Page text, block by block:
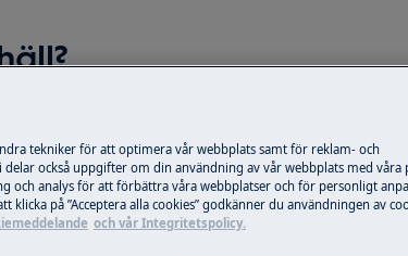
min häll?
Reservdelar &
Beställ
tekniker för att optimera vår webbplats samt för reklam- och
delar också uppgifter om din användning av vår webbplats med
och analys för att förbättra våra webbplatser och för personligt
klicka på ”Acceptera alla cookies” godkänner du användningen av
och vår Integritetspolicy.